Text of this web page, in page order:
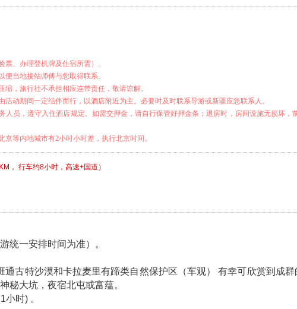
、办理登机牌及住宿所需）。
当地接站师傅与您取得联系。
，旅行社不承担相应连带责任，敬请谅解。
动期间一定结伴而行，以酒店附近为主。必要时及时联系导游或新疆应急联系人。
人员，遵守入住酒店规定。如需交押金，请自行保管好押金条；退房时，房间设施无损坏，
等内地城市有2小时小时差，执行北京时间。
， 行车约8小时，高速+国道）
统一安排时间为准）。
古特沙漠和卡拉麦里有蹄类自然保护区（车观） 有幸可欣赏到成群
秘大坑，夜宿北屯或富蕴。
时) 。